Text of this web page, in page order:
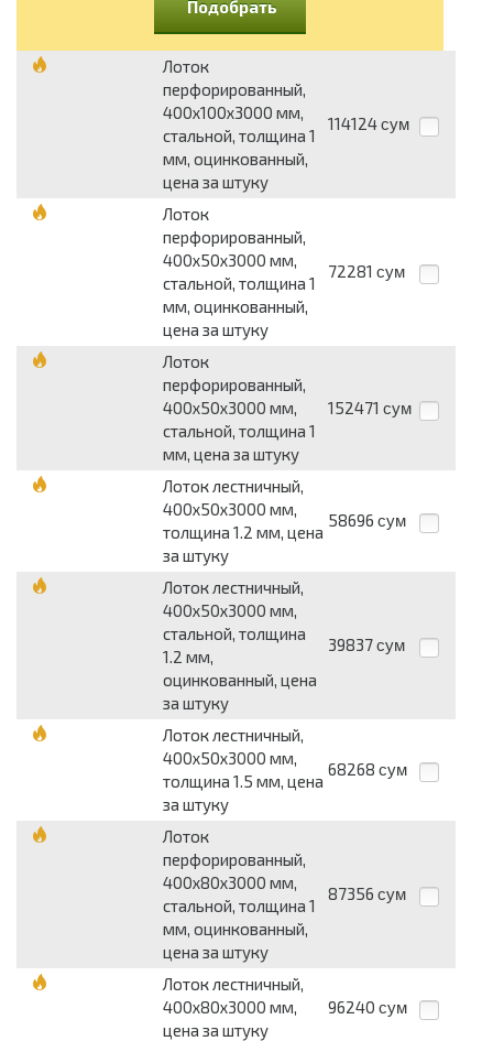
Подобрать
Лоток
перфорированный,
400х100х3000 мм,
стальной, толщина 1
мм, оцинкованный,
цена за штуку
114124 сум
Лоток
перфорированный,
400х50х3000 мм,
стальной, толщина 1
мм, оцинкованный,
цена за штуку
72281 сум
Лоток
перфорированный,
400х50х3000 мм,
стальной, толщина 1
мм, цена за штуку
152471 сум
Лоток лестничный,
400х50х3000 мм,
толщина 1.2 мм, цена
за штуку
58696 сум
Лоток лестничный,
400х50х3000 мм,
стальной, толщина
1.2 мм,
оцинкованный, цена
за штуку
39837 сум
Лоток лестничный,
400х50х3000 мм,
толщина 1.5 мм, цена
за штуку
68268 сум
Лоток
перфорированный,
400х80х3000 мм,
стальной, толщина 1
мм, оцинкованный,
цена за штуку
87356 сум
Лоток лестничный,
400х80х3000 мм,
цена за штуку
96240 сум